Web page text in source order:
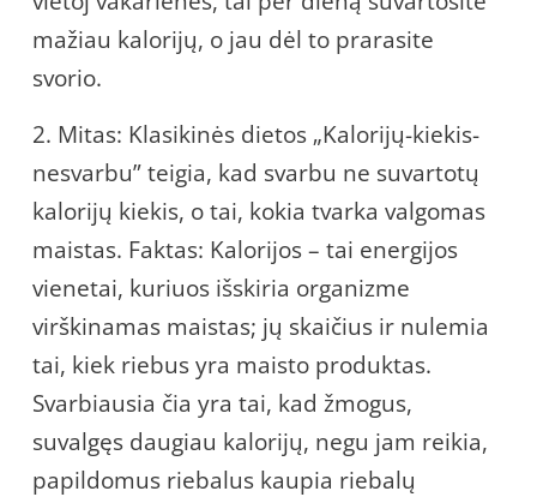
mažiau kalorijų, o jau dėl to prarasite
svorio.
2. Mitas: Klasikinės dietos „Kalorijų-kiekis-
nesvarbu” teigia, kad svarbu ne suvartotų
kalorijų kiekis, o tai, kokia tvarka valgomas
maistas. Faktas: Kalorijos – tai energijos
vienetai, kuriuos išskiria organizme
virškinamas maistas; jų skaičius ir nulemia
tai, kiek riebus yra maisto produktas.
Svarbiausia čia yra tai, kad žmogus,
suvalgęs daugiau kalorijų, negu jam reikia,
papildomus riebalus kaupia riebalų